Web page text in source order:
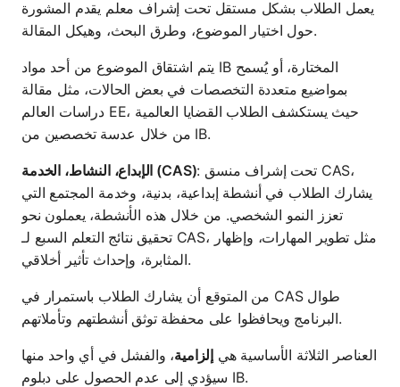
يعمل الطلاب بشكل مستقل تحت إشراف معلم يقدم المشورة
حول اختيار الموضوع، وطرق البحث، وهيكل المقالة.
يتم اشتقاق الموضوع من أحد مواد IB المختارة، أو يُسمح
بمواضيع متعددة التخصصات في بعض الحالات، مثل مقالة
دراسات العالم EE، حيث يستكشف الطلاب القضايا العالمية
من خلال عدسة تخصصين من IB.
الإبداع، النشاط، الخدمة (CAS): تحت إشراف منسق CAS،
يشارك الطلاب في أنشطة إبداعية، بدنية، وخدمة المجتمع التي
تعزز النمو الشخصي. من خلال هذه الأنشطة، يعملون نحو
تحقيق نتائج التعلم السبع لـ CAS، مثل تطوير المهارات، وإظهار
المثابرة، وإحداث تأثير أخلاقي.
من المتوقع أن يشارك الطلاب باستمرار في CAS طوال
البرنامج ويحافظوا على محفظة توثق أنشطتهم وتأملاتهم.
العناصر الثلاثة الأساسية هي إلزامية، والفشل في أي واحد منها
سيؤدي إلى عدم الحصول على دبلوم IB.